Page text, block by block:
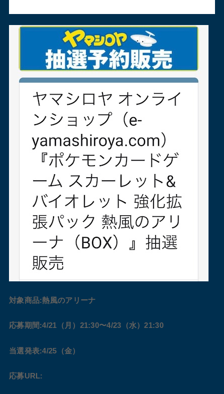
対象商品:熱風のアリーナ
応募期間:4/21（月）21:30〜4/23（水）21:30
当選発表:4/25（金）
応募URL: